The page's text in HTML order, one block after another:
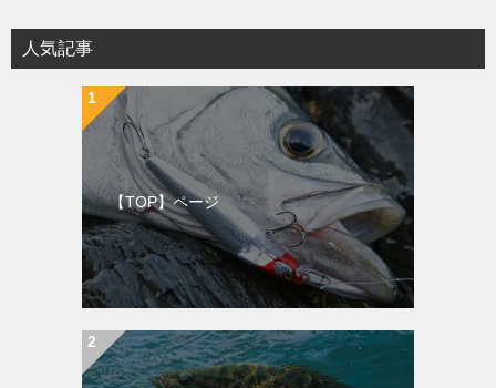
人気記事
【TOP】ページ